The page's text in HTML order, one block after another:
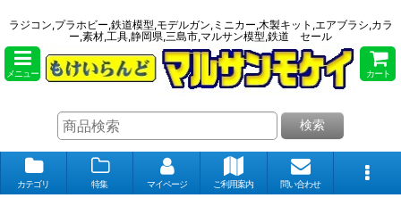
ラジコン,プラホビー,鉄道模型,モデルガン,ミニカー,木製キット,エアブラシ,カラ
ー,素材,工具,静岡県,三島市,マルサン模型,鉄道 セール
メニュー カート
検索
カテゴリ 特集 マイページ ご利用案内 問い合わせ